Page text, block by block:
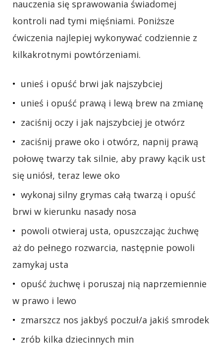
nauczenia się sprawowania świadomej
kontroli nad tymi mięśniami. Poniższe
ćwiczenia najlepiej wykonywać codziennie z
kilkakrotnymi powtórzeniami.
unieś i opuść brwi jak najszybciej
unieś i opuść prawą i lewą brew na zmianę
zaciśnij oczy i jak najszybciej je otwórz
zaciśnij prawe oko i otwórz, napnij prawą
połowę twarzy tak silnie, aby prawy kącik ust
się uniósł, teraz lewe oko
wykonaj silny grymas całą twarzą i opuść
brwi w kierunku nasady nosa
powoli otwieraj usta, opuszczając żuchwę
aż do pełnego rozwarcia, następnie powoli
zamykaj usta
opuść żuchwę i poruszaj nią naprzemiennie
w prawo i lewo
zmarszcz nos jakbyś poczuł/a jakiś smrodek
zrób kilka dziecinnych min